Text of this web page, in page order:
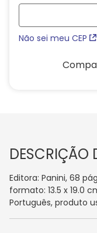
Não sei meu CEP
DESCRIÇÃO
Editora: Panini, 68
formato: 13.5 x 19.0
Português, produto